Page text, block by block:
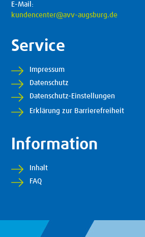
E-Mail:
kundencenter@avv-augsburg.de
Service
Impressum
Datenschutz
Datenschutz-Einstellungen
Erklärung zur Barrierefreiheit
Information
Inhalt
FAQ